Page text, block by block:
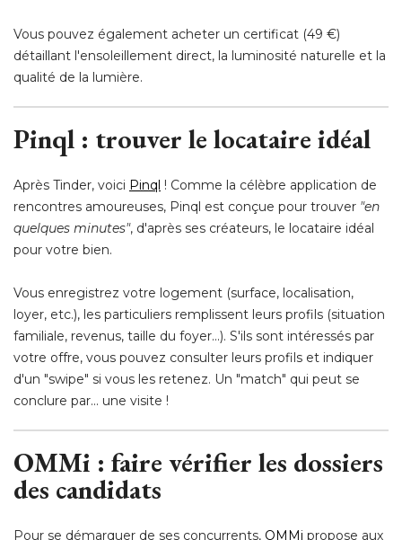
Vous pouvez également acheter un certificat (49 €)
détaillant l'ensoleillement direct, la luminosité naturelle et la
qualité de la lumière.
Pinql : trouver le locataire idéal
Après Tinder, voici Pinql ! Comme la célèbre application de
rencontres amoureuses, Pinql est conçue pour trouver "en
quelques minutes", d'après ses créateurs, le locataire idéal
pour votre bien.
Vous enregistrez votre logement (surface, localisation,
loyer, etc.), les particuliers remplissent leurs profils (situation
familiale, revenus, taille du foyer...). S'ils sont intéressés par
votre offre, vous pouvez consulter leurs profils et indiquer
d'un "swipe" si vous les retenez. Un "match" qui peut se
conclure par... une visite !
OMMi : faire vérifier les dossiers
des candidats
Pour se démarquer de ses concurrents, OMMi propose aux